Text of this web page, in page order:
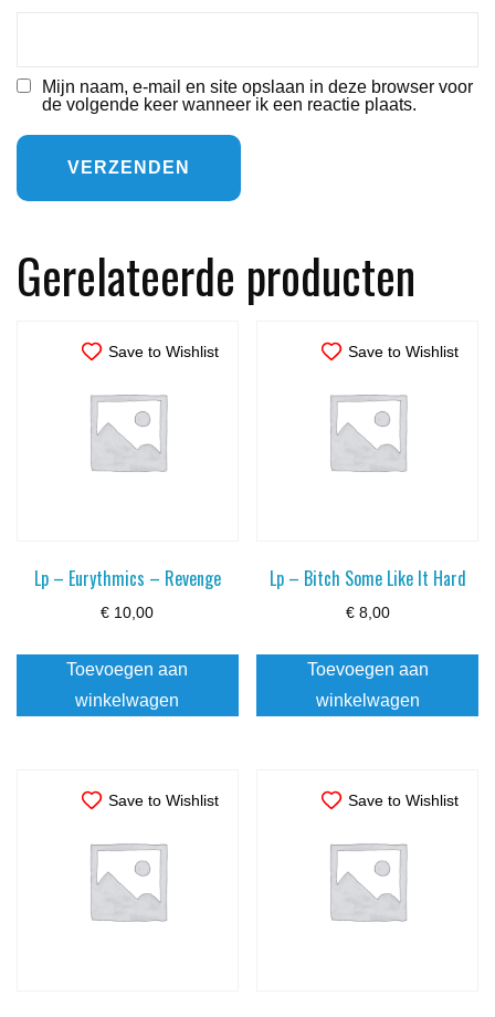
Mijn naam, e-mail en site opslaan in deze browser voor
de volgende keer wanneer ik een reactie plaats.
Gerelateerde producten
Save to Wishlist
Lp – Eurythmics – Revenge
€ 10,00
Toevoegen aan
winkelwagen
Save to Wishlist
Lp – Bitch Some Like It Hard
€8,00
Toevoegen aan
winkelwagen
Save to Wishlist Save to Wishlist